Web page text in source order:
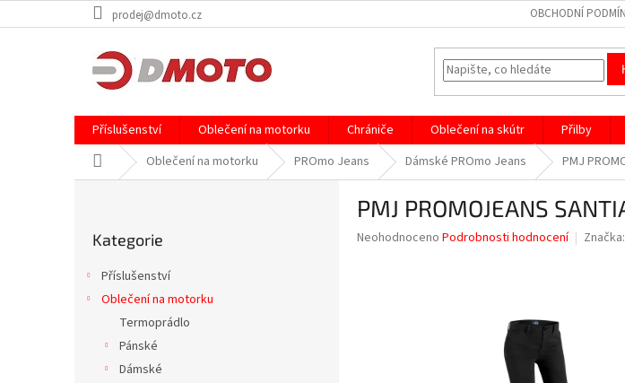
na
prodej@dmoto.cz OBCHODNÍ
Příslušenství Oblečení na motorku Chrániče Oblečení na skútr Přilby
Domů Oblečení na motorku PROmo Jeans Dámské PROmo Jeans PMJ
kategorie
Kategorie
Příslušenství
Oblečení na motorku
Termoprádlo
Pánské
Dámské
PMJ PROMOJEANS
Průměrné
Neohodnoceno Podrobnosti hodnocení Značka: